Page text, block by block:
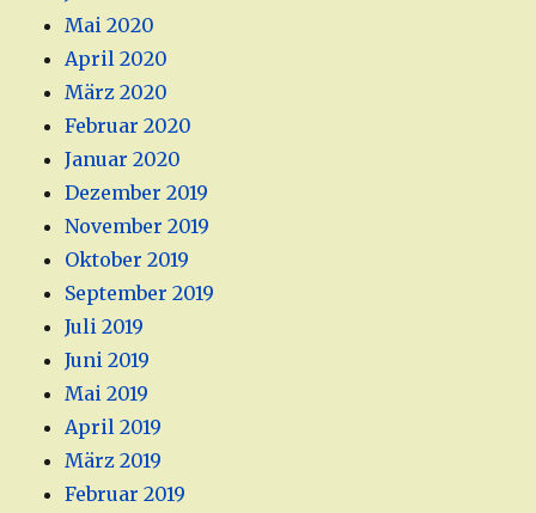
Mai 2020
April 2020
März 2020
Februar 2020
Januar 2020
Dezember 2019
November 2019
Oktober 2019
September 2019
Juli 2019
Juni 2019
Mai 2019
April 2019
März 2019
Februar 2019